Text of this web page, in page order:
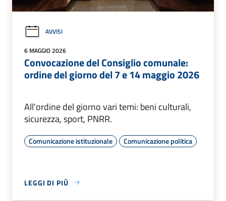
AVVISI
6 MAGGIO 2026
Convocazione del Consiglio comunale:
ordine del giorno del 7 e 14 maggio 2026
All'ordine del giorno vari temi: beni culturali,
sicurezza, sport, PNRR.
Comunicazione istituzionale Comunicazione politica
LEGGI DI PIÙ